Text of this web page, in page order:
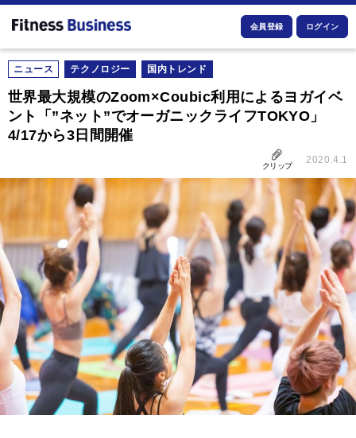
会員登録 ログイン
ニュース テクノロジー 国内トレンド
世界最大規模のZoom×Coubic利用によるヨガイベ
ント「”ネット”でオーガニックライフTOKYO」
4/17から3日間開催
クリップ
2020.4.1